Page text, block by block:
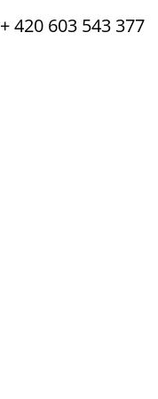
+ 420 603 543 377